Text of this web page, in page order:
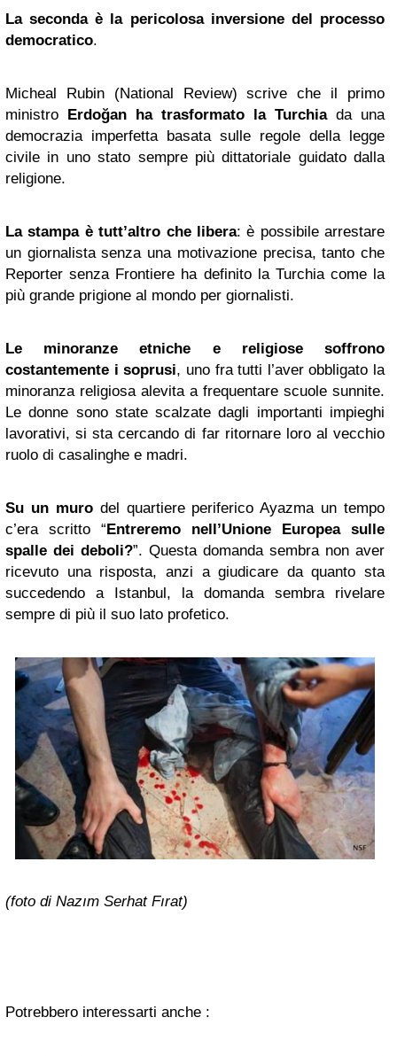
La seconda è la pericolosa inversione del processo
democratico.
Micheal Rubin (National Review) scrive che il primo
ministro
Erdoğan ha trasformato la Turchiada una
democrazia imperfetta basata sulle regole della legge
civile in uno stato sempre più dittatoriale guidato dalla
religione.
La stampa è tutt’altro che libera: è possibile arrestare
un giornalista senza una motivazione precisa, tanto che
Reporter senza Frontiere ha definito la Turchia come la
più grande prigione al mondo per giornalisti.
Le minoranze etniche e religiose soffrono
costantemente i soprusi, uno fra tutti l’aver obbligato la
minoranza religiosa alevita a frequentare scuole sunnite.
Le donne sono state scalzate dagli importanti impieghi
lavorativi, si sta cercando di far ritornare loro al vecchio
ruolo di casalinghe e madri.
Su un murodel quartiere periferico Ayazma un tempo
c’era scritto “ Entreremo nell’Unione Europea sulle
spalle dei deboli?”. Questa domanda sembra non aver
ricevuto una risposta, anzi a giudicare da quanto sta
succedendo a Istanbul, la domanda sembra rivelare
sempre di più il suo lato profetico.
(foto di Nazım Serhat Fırat)
Potrebbero interessarti anche :